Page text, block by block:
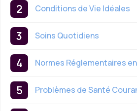
Conditions de Vie Idéales
Soins Quotidiens
Normes Réglementaires
Problèmes de Santé